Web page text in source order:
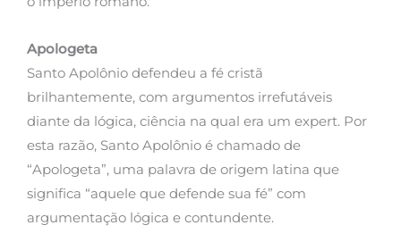
Apologeta
Santo Apolônio defendeu a fé cristã
brilhantemente, com argumentos irrefutáveis
diante da lógica, ciência na qual era um expert. Por
esta razão, Santo Apolônio é chamado de
“Apologeta”, uma palavra de origem latina que
significa “aquele que defende sua fé” com
argumentação lógica e contundente.